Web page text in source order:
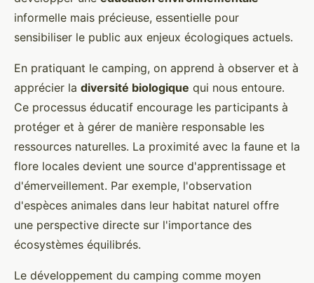
informelle mais précieuse, essentielle pour
sensibiliser le public aux enjeux écologiques actuels.
En pratiquant le camping, on apprend à observer et à
apprécier la diversité biologique qui nous entoure.
Ce processus éducatif encourage les participants à
protéger et à gérer de manière responsable les
ressources naturelles. La proximité avec la faune et la
flore locales devient une source d'apprentissage et
d'émerveillement. Par exemple, l'observation
d'espèces animales dans leur habitat naturel offre
une perspective directe sur l'importance des
écosystèmes équilibrés.
Le développement du camping comme moyen